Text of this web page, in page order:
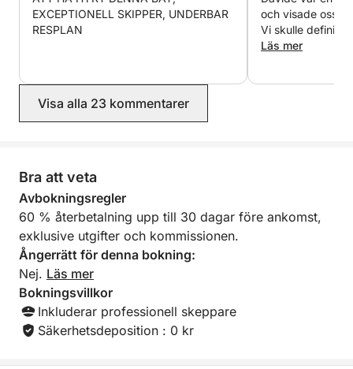
EXCEPTIONELL SKIPPER, UNDERBAR
RESPLAN
och visade oss
Vi skulle
enda nackdelen
Läs mer
Visa alla 23 kommentarer
Bra att veta
Avbokningsregler
60 % återbetalning upp till 30 dagar före ankomst,
exklusive utgifter och kommissionen.
Ångerrätt för denna bokning:
Nej. Läs mer
Bokningsvillkor
Inkluderar professionell skeppare
Säkerhetsdeposition : 0 kr